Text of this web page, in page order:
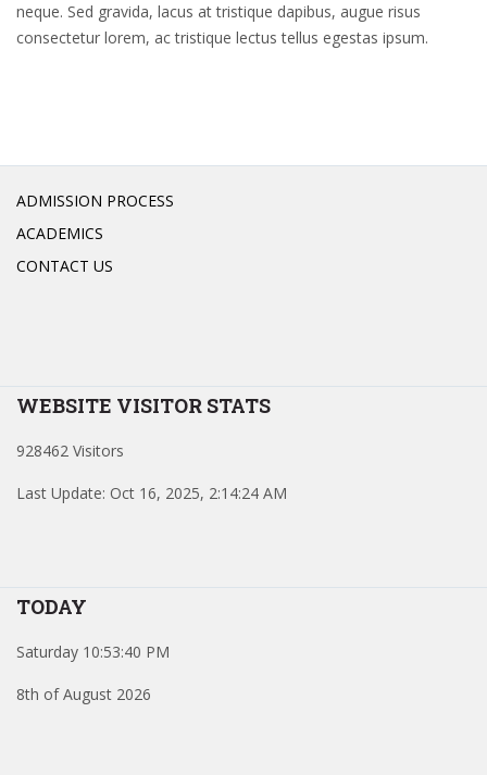
neque. Sed gravida, lacus at tristique dapibus, augue risus
consectetur lorem, ac tristique lectus tellus egestas ipsum.
ADMISSION PROCESS
ACADEMICS
CONTACT US
WEBSITE VISITOR STATS
928462 Visitors
Last Update: Oct 16, 2025, 2:14:24 AM
TODAY
Saturday 10:53:40 PM
8th of August 2026